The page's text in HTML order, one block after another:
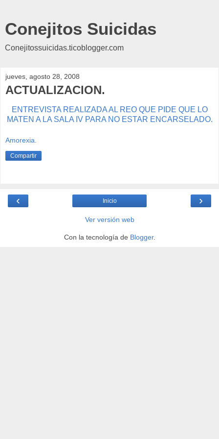
Conejitos Suicidas
Conejitossuicidas.ticoblogger.com
jueves, agosto 28, 2008
ACTUALIZACION.
ENTREVISTA REALIZADA AL REO QUE PIDE QUE LO
MATEN A LA SALA IV PARA NO ESTAR ENCARSELADO.
Amorexia.
Compartir
‹ ›
Inicio
Ver versión web
Con la tecnología de Blogger.